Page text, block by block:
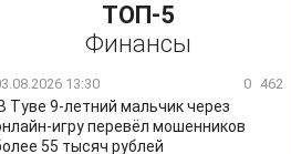
ТОП-5
Финансы
13:30 0 462
В Туве 9-летний мальчик через
игру перевёл мошенников
55 тысяч рублей